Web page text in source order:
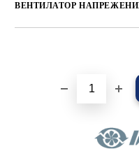
ВЕНТИЛАТОР